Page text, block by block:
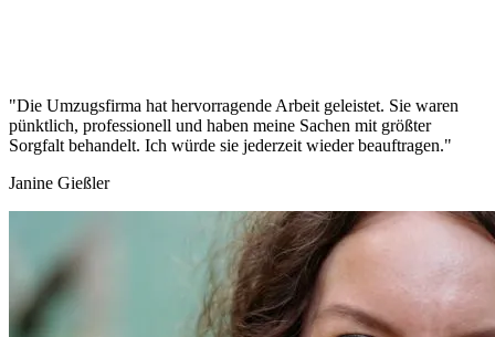
"Die Umzugsfirma hat hervorragende Arbeit geleistet. Sie waren
pünktlich, professionell und haben meine Sachen mit größter
Sorgfalt behandelt. Ich würde sie jederzeit wieder beauftragen."
Janine Gießler